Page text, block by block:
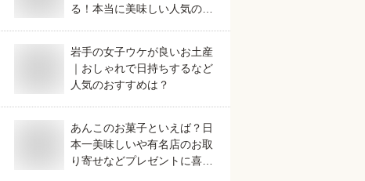
る！本当に美味しい人気のお
岩手の女子ウケが良いお土産
｜おしゃれで日持ちするなど
人気のおすすめは？
あんこのお菓子といえば？日
本一美味しいや有名店のお取
り寄せなどプレゼントに喜ば